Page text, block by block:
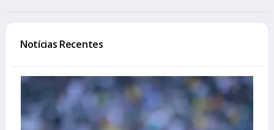
Notícias Recentes